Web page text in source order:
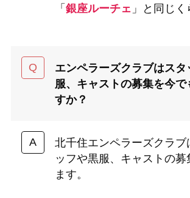
「 銀座ルーチェ 」と同じく
エンペラーズクラブはスタ
服、キャストの募集を今で
すか？
北千住エンペラーズクラブ
ッフや黒服、キャストの募
ます。